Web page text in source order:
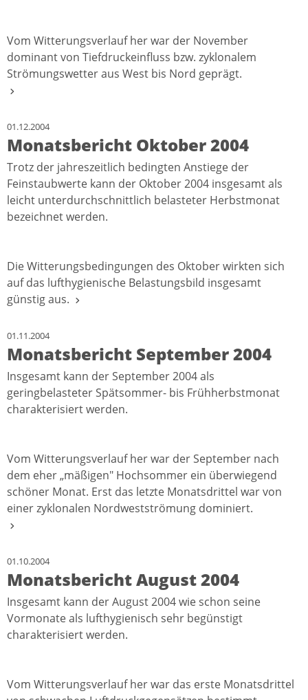
Vom Witterungsverlauf her war der November
dominant von Tiefdruckeinfluss bzw. zyklonalem
Strömungswetter aus West bis Nord geprägt.
01.12.2004
Monatsbericht Oktober 2004
Trotz der jahreszeitlich bedingten Anstiege der
Feinstaubwerte kann der Oktober 2004 insgesamt als
leicht unterdurchschnittlich belasteter Herbstmonat
bezeichnet werden.
Die Witterungsbedingungen des Oktober wirkten sich
auf das lufthygienische Belastungsbild insgesamt
günstig aus.
01.11.2004
Monatsbericht September 2004
Insgesamt kann der September 2004 als
geringbelasteter Spätsommer- bis Frühherbstmonat
charakterisiert werden.
Vom Witterungsverlauf her war der September nach
dem eher „mäßigen" Hochsommer ein überwiegend
schöner Monat. Erst das letzte Monatsdrittel war von
einer zyklonalen Nordwestströmung dominiert.
01.10.2004
Monatsbericht August 2004
Insgesamt kann der August 2004 wie schon seine
Vormonate als lufthygienisch sehr begünstigt
charakterisiert werden.
Vom Witterungsverlauf her war das erste Monatsdrittel